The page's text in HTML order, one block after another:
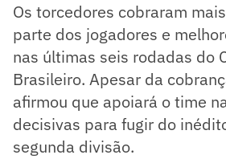
Os torcedores cobraram
parte dos jogadores e
nas últimas seis rodadas do
Brasileiro. Apesar da
afirmou que apoiará o time
decisivas para fugir do
segunda divisão.